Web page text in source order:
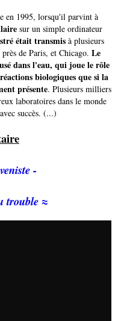
en 1995, lorsqu'il parvint à
sur un simple ordinateur
était transmisà plusieurs
de Paris, et Chicago. Le
dans l'eau, qui joue le rôle
biologiques que si la
présente. Plusieurs milliers
laboratoires dans le monde
succès. (...)
-
trouble ≈